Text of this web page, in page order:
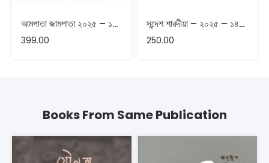
আমপাতা জামপাতা ২০২৫ – ১৪৩২
399.00
সন্দেশ শারদীয়া – ২০২৫ – ১৪৩২
250.00
Books From Same Publication